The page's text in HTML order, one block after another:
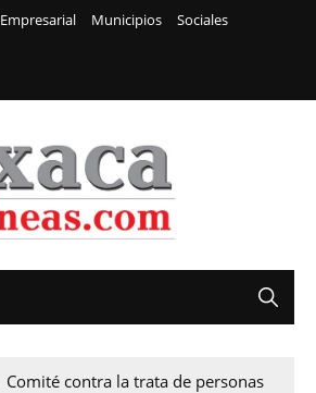
Empresarial Municipios
Sociales
Comité contra la trata de personas